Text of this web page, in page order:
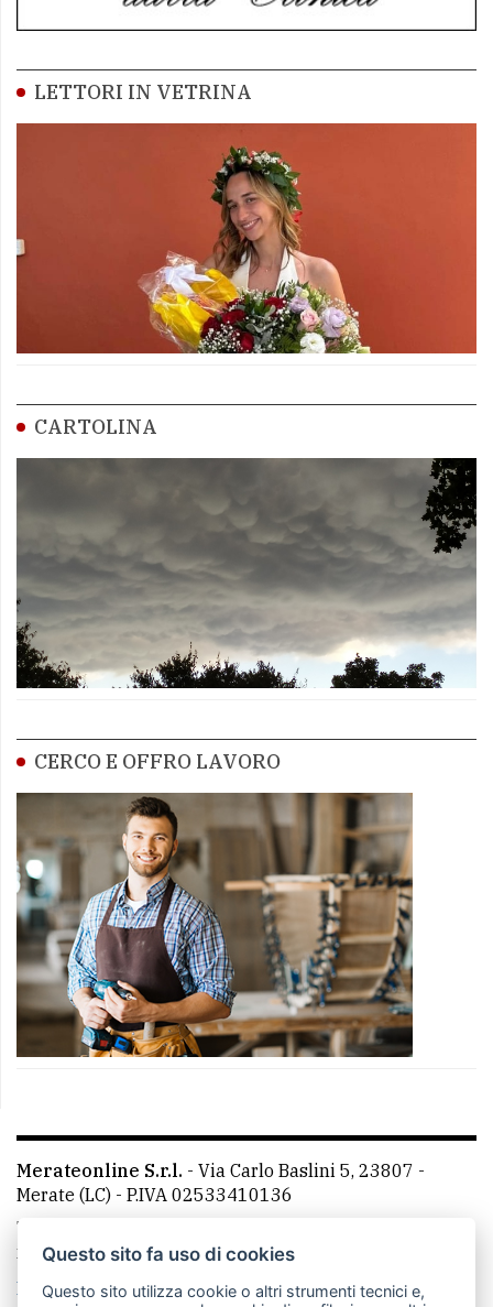
LETTORI IN VETRINA
CARTOLINA
CERCO E OFFRO LAVORO
Merateonline S.r.l. - Via Carlo Baslini 5, 23807 -
Merate (LC) - P.IVA 02533410136
Telefono:
mail: redazione@merateonline.it
La redazione
CasateOnline LeccoOnline RSS
Questo sito fa uso di cookies
Questo sito utilizza cookie o altri strumenti tecnici e,